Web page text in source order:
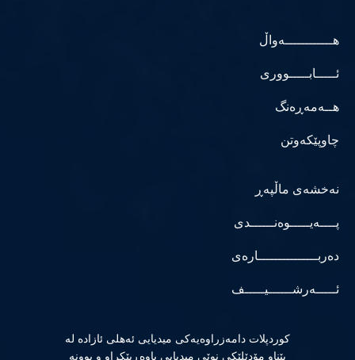
هــــــــــــەواڵ
ئـــــابـــــووری
هــەمەڕەنگ
چاوپێکەوتن
نەخشەی ماڵپەڕ
پــــەیـــــوەنــــــدی
دەربـــــــــــــــارەی
ئـــــەرشــــــیـــــف
كوردپلات دامەزراوەیەكی میدیایی ئەهلی ئازادە لە
پێناو مۆدێلێكی نوێی میدیایی باوەڕپێكراو و بوونە